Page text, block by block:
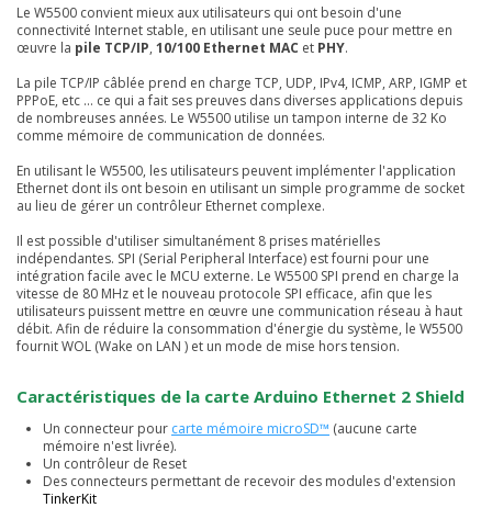
Le W5500 convient mieux aux utilisateurs qui ont besoin d'une
connectivité Internet stable, en utilisant une seule puce pour mettre en
œuvre la pile TCP/IP, 10/100 Ethernet MAC et PHY.
La pile TCP/IP câblée prend en charge TCP, UDP, IPv4, ICMP, ARP, IGMP et
PPPoE, etc … ce qui a fait ses preuves dans diverses applications depuis
de nombreuses années. Le W5500 utilise un tampon interne de 32 Ko
comme mémoire de communication de données.
En utilisant le W5500, les utilisateurs peuvent implémenter l'application
Ethernet dont ils ont besoin en utilisant un simple programme de socket
au lieu de gérer un contrôleur Ethernet complexe.
Il est possible d'utiliser simultanément 8 prises matérielles
indépendantes. SPI (Serial Peripheral Interface) est fourni pour une
intégration facile avec le MCU externe. Le W5500 SPI prend en charge la
vitesse de 80 MHz et le nouveau protocole SPI efficace, afin que les
utilisateurs puissent mettre en œuvre une communication réseau à haut
débit. Afin de réduire la consommation d'énergie du système, le W5500
fournit WOL (Wake on LAN ) et un mode de mise hors tension.
Caractéristiques de la carte Arduino Ethernet 2 Shield
Un connecteur pour carte mémoire microSD™ (aucune carte
mémoire n'est livrée).
Un contrôleur de Reset
Des connecteurs permettant de recevoir des modules d'extension
TinkerKit